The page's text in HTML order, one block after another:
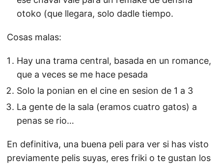
otoko (que llegara, solo dadle tiempo.
Cosas malas:
Hay una trama central, basada en un romance,
que a veces se me hace pesada
Solo la ponian en el cine en sesion de 1 a 3
La gente de la sala (eramos cuatro gatos) a
penas se rio…
En definitiva, una buena peli para ver si has visto
previamente pelis suyas, eres friki o te gustan los